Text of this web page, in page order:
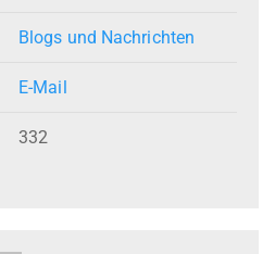
Blogs und Nachrichten
E-Mail
332